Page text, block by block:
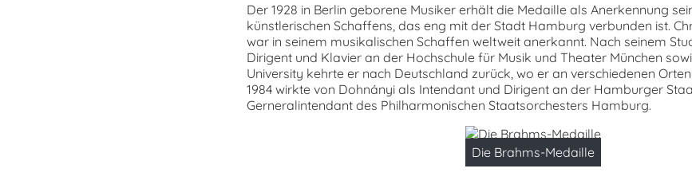
Der 1928 in Berlin geborene Musiker erhält die Medaille als Anerkennung
künstlerischen Schaffens, das eng mit der Stadt Hamburg verbunden ist.
war in seinem musikalischen Schaffen weltweit anerkannt. Nach seinem
Dirigent und Klavier an der Hochschule für Musik und Theater München
University kehrte er nach Deutschland zurück, wo er an verschiedenen Orten
1984 wirkte von Dohnányi als Intendant und Dirigent an der Hamburger
Gerneralintendant des Philharmonischen Staatsorchesters Hamburg.
Die Brahms-Medaille